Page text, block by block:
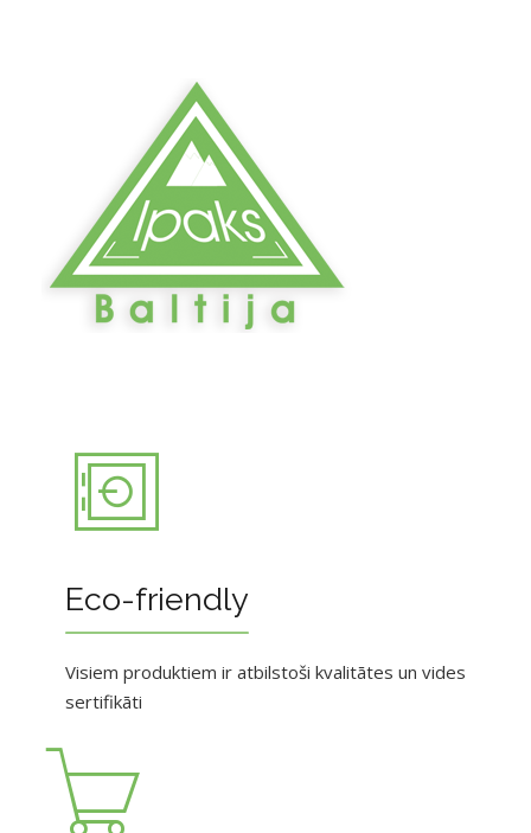
Eco-friendly
Visiem produktiem ir atbilstoši kvalitātes un vides
sertifikāti